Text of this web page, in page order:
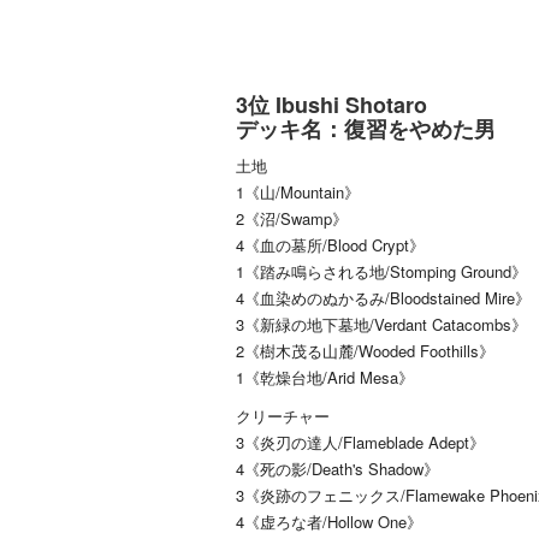
3位 Ibushi Shotaro
デッキ名：復習をやめた男
土地
1《山/Mountain》
2《沼/Swamp》
4《血の墓所/Blood Crypt》
1《踏み鳴らされる地/Stomping Ground》
4《血染めのぬかるみ/Bloodstained Mire》
3《新緑の地下墓地/Verdant Catacombs》
2《樹木茂る山麓/Wooded Foothills》
1《乾燥台地/Arid Mesa》
クリーチャー
3《炎刃の達人/Flameblade Adept》
4《死の影/Death's Shadow》
3《炎跡のフェニックス/Flamewake
4《虚ろな者/Hollow One》